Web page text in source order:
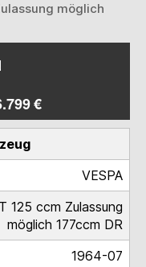
möglich
€
VESPA
125 ccm Zulassung
möglich 177ccm DR
1964-07